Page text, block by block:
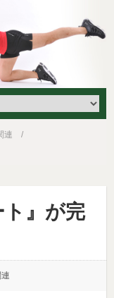
連
ト』が完